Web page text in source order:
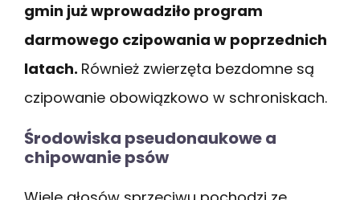
gmin już wprowadziło program
darmowego czipowania w poprzednich
latach. Również zwierzęta bezdomne są
czipowanie obowiązkowo w schroniskach.
Środowiska pseudonaukowe a
chipowanie psów